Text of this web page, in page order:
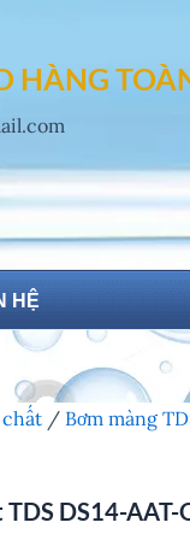
HÀNG
HỆ
chất / Bơm màng
DS14-AAT-